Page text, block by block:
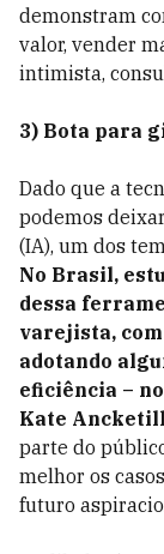
demonstram
valor, vender
intimista,
3) Bota para
Dado que a
podemos
(IA), um dos
No Brasil,
dessa
varejista, com
adotando
eficiência –
Kate Ancketill
parte do
melhor os
futuro